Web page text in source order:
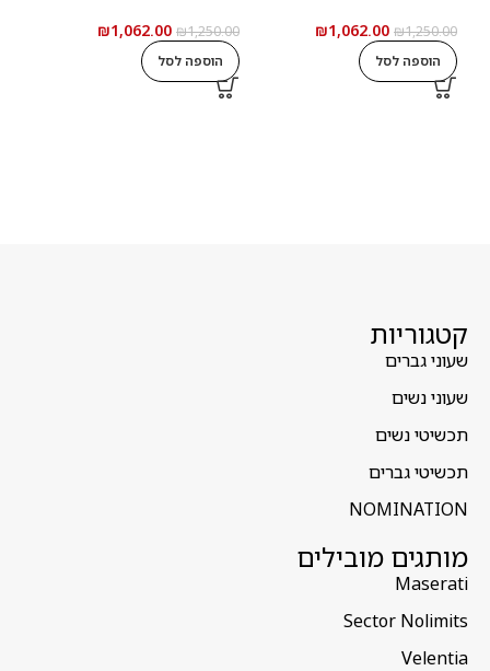
₪1,250.00
₪1,062.00
הוספה לסל
₪1,250.00
₪1,062.00
הוספה לסל
קטגוריות
שעוני גברים
שעוני נשים
תכשיטי נשים
תכשיטי גברים
NOMINATION
מותגים מובילים
Maserati
Sector Nolimits
Velentia